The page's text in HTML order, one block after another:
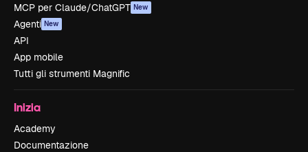
MCP per Claude/ChatGPT New
Agenti New
API
App mobile
Tutti gli strumenti Magnific
Inizia
Academy
Documentazione